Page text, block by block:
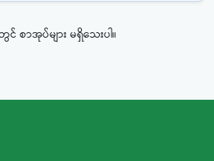
စာအုပ်များ မရှိသေးပါ။